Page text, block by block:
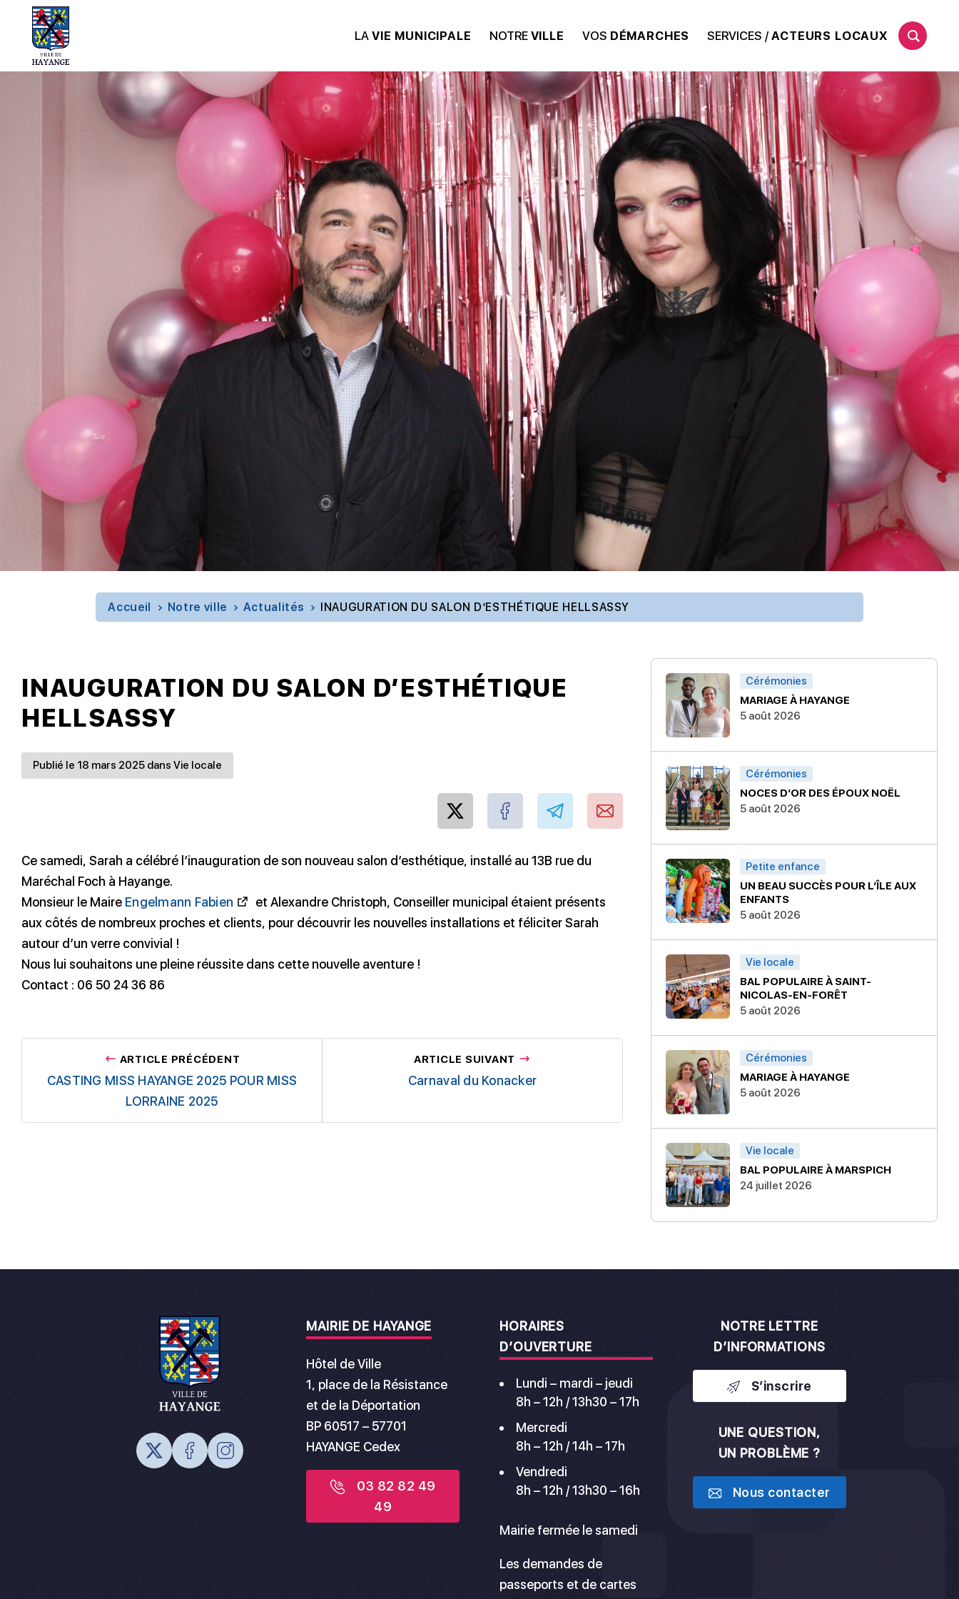
LA VIE MUNICIPALE NOTRE VILLE VOS DÉMARCHES SERVICES /ACTEURS LOCAUX
Accueil Notre ville Actualités INAUGURATION DU SALON D’ESTHÉTIQUE HELLSASSY
INAUGURATION DU SALON D’ESTHÉTIQUE
HELLSASSY
Publié le 18 mars 2025 dans Vie locale
Ce samedi, Sarah a célébré l’inauguration de son nouveau salon d’esthétique, installé au 13B rue du
Maréchal Foch à Hayange.
Monsieur le Maire Engelmann Fabien
et Alexandre Christoph, Conseiller municipal étaient présents
aux côtés de nombreux proches et clients, pour découvrir les nouvelles installations et féliciter Sarah
autour d’un verre convivial !
Nous lui souhaitons une pleine réussite dans cette nouvelle aventure !
Contact : 06 50 24 36 86
ARTICLE PRÉCÉDENT
CASTING MISS HAYANGE 2025 POUR MISS
LORRAINE 2025
ARTICLE SUIVANT
Carnaval du Konacker
Cérémonies
MARIAGE À HAYANGE
5 août 2026
Cérémonies
NOCES D’OR DES ÉPOUX NOËL
5 août 2026
Petite enfance
UN BEAU SUCCÈS POUR L’ÎLE AUX
ENFANTS
5 août 2026
Vie locale
BAL POPULAIRE À SAINT-
NICOLAS-EN-FORÊT
5 août 2026
Cérémonies
MARIAGE À HAYANGE
5 août 2026
Vie locale
BAL POPULAIRE À MARSPICH
24 juillet 2026
MAIRIE DE HAYANGE
Hôtel de Ville
1, place de la Résistance
et de la Déportation
BP 60517 – 57701
HAYANGE Cedex
03 82 82 49
49
HORAIRES
D’OUVERTURE
Lundi – mardi – jeudi
8h – 12h / 13h30 – 17h
Mercredi
8h – 12h / 14h – 17h
Vendredi
8h – 12h / 13h30 – 16h
Mairie fermée le samedi
Les demandes de
passeports et de cartes
NOTRE LETTRE
D’INFORMATIONS
S’inscrire
UNE QUESTION,
UN PROBLÈME ?
Nous contacter